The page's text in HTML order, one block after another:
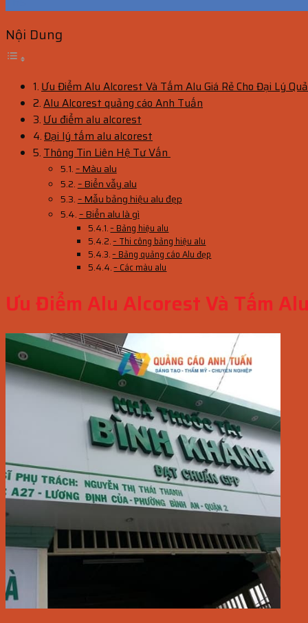
Nội Dung
Ưu Điểm Alu Alcorest Và Tấm Alu Giá Rẻ Cho Đại Lý
Alu Alcorest quảng cáo Anh Tuấn
Ưu điểm alu alcorest
Đại lý tấm alu alcorest
Thông Tin Liên Hệ Tư Vấn
– Màu alu
– Biển vẫy alu
– Mẫu bảng hiệu alu đẹp
– Biển alu là gì
– Bảng hiệu alu
– Thi công bảng hiệu alu
– Bảng quảng cáo Alu đẹp
– Các màu alu
Ưu Điểm Alu Alcorest Và Tấm